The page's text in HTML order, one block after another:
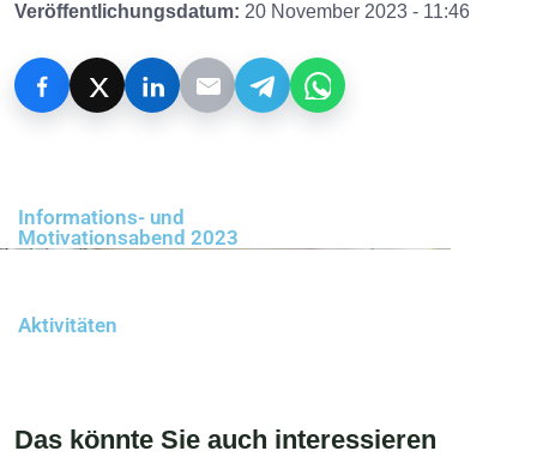
Veröffentlichungsdatum: 20 November 2023 - 11:46
Informations- und
Motivationsabend 2023
Aktivitäten
Das könnte Sie auch interessieren